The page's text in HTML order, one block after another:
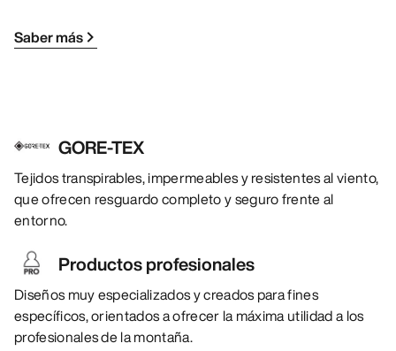
Saber más
GORE-TEX
Tejidos transpirables, impermeables y resistentes al viento,
que ofrecen resguardo completo y seguro frente al
entorno.
Productos profesionales
Diseños muy especializados y creados para fines
específicos, orientados a ofrecer la máxima utilidad a los
profesionales de la montaña.